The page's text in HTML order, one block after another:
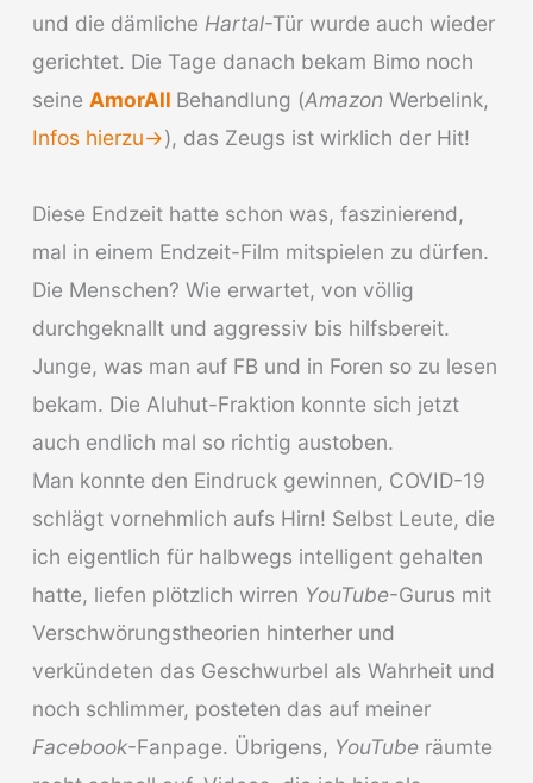
und die dämliche Hartal-Tür wurde auch wieder
gerichtet. Die Tage danach bekam Bimo noch
seine AmorAll Behandlung (Amazon Werbelink,
Infos hierzu->), das Zeugs ist wirklich der Hit!
Diese Endzeit hatte schon was, faszinierend,
mal in einem Endzeit-Film mitspielen zu dürfen.
Die Menschen? Wie erwartet, von völlig
durchgeknallt und aggressiv bis hilfsbereit.
Junge, was man auf FB und in Foren so zu lesen
bekam. Die Aluhut-Fraktion konnte sich jetzt
auch endlich mal so richtig austoben.
Man konnte den Eindruck gewinnen, COVID-19
schlägt vornehmlich aufs Hirn! Selbst Leute, die
ich eigentlich für halbwegs intelligent gehalten
hatte, liefen plötzlich wirren YouTube-Gurus mit
Verschwörungstheorien hinterher und
verkündeten das Geschwurbel als Wahrheit und
noch schlimmer, posteten das auf meiner
Facebook-Fanpage. Übrigens, YouTube räumte